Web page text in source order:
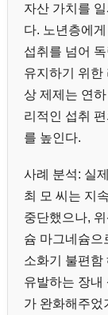
자산 가치를
다. 노년층에
섭취를 넘어
유지하기 위한
상 제제는 연
리적인 섭취
를 높인다.
사례 분석: 실
최 모 씨는 지
중단했으나,
슘 마그네슘으
소화기 불편함
유발하는 장내
가 완화해주었